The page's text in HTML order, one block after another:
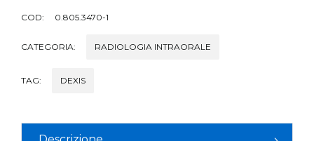
COD: 0.805.3470-1
CATEGORIA: RADIOLOGIA INTRAORALE
TAG: DEXIS